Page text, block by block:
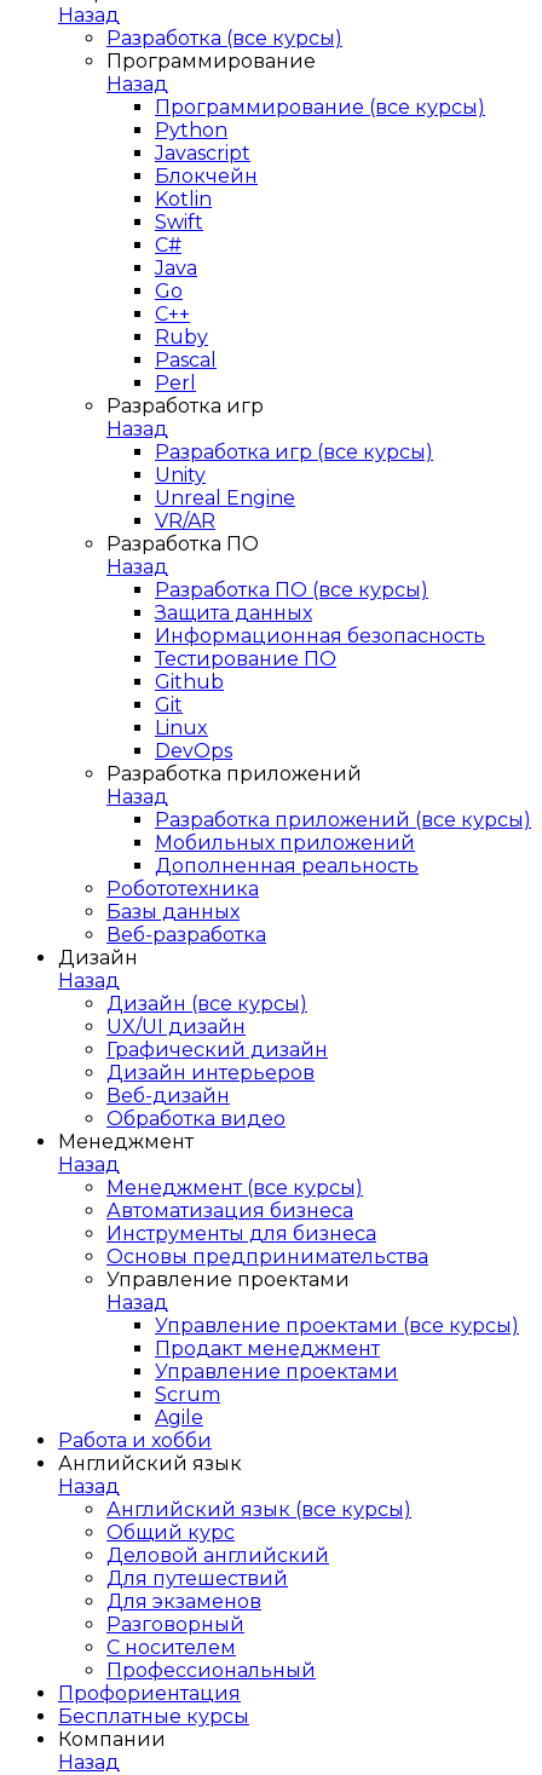
Назад
Разработка (все курсы)
Программирование
Назад
Программирование (все курсы)
Python
Javascript
Блокчейн
Kotlin
Swift
C#
Java
Go
C++
Ruby
Pascal
Perl
Разработка игр
Назад
Разработка игр (все курсы)
Unity
Unreal Engine
VR/AR
Разработка ПО
Назад
Разработка ПО (все курсы)
Защита данных
Информационная безопасность
Тестирование ПО
Github
Git
Linux
DevOps
Разработка приложений
Назад
Разработка приложений (все курсы)
Мобильных приложений
Дополненная реальность
Робототехника
Базы данных
Веб-разработка
Дизайн
Назад
Дизайн (все курсы)
UX/UI дизайн
Графический дизайн
Дизайн интерьеров
Веб-дизайн
Обработка видео
Менеджмент
Назад
Менеджмент (все курсы)
Автоматизация бизнеса
Инструменты для бизнеса
Основы предпринимательства
Управление проектами
Назад
Управление проектами (все курсы)
Продакт менеджмент
Управление проектами
Scrum
Agile
Работа и хобби
Английский язык
Назад
Английский язык (все курсы)
Общий курс
Деловой английский
Для путешествий
Для экзаменов
Разговорный
С носителем
Профессиональный
Профориентация
Бесплатные курсы
Компании
Назад